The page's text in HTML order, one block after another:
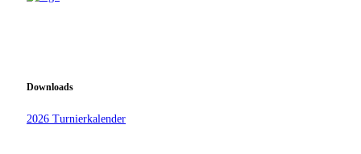
Downloads
2026 Turnierkalender